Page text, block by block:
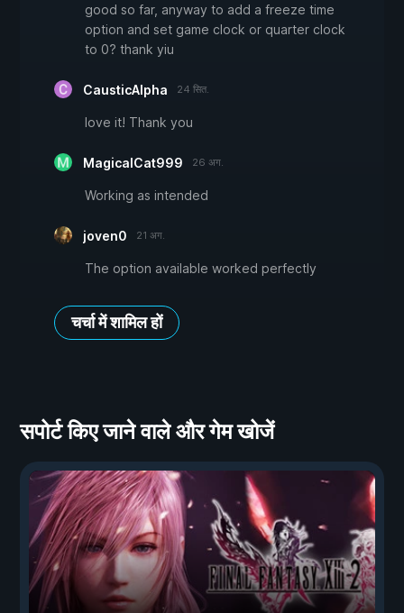
good so far, anyway to add a freeze time
option and set game clock or quarter clock
to 0? thank yiu
CausticAlpha 24 सित.
love it! Thank you
MagicalCat999 26 अग.
Working as intended
joven0 21 अग.
The option available worked perfectly
चर्चा में शामिल हों
सपोर्ट किए जाने वाले और गेम खोजें